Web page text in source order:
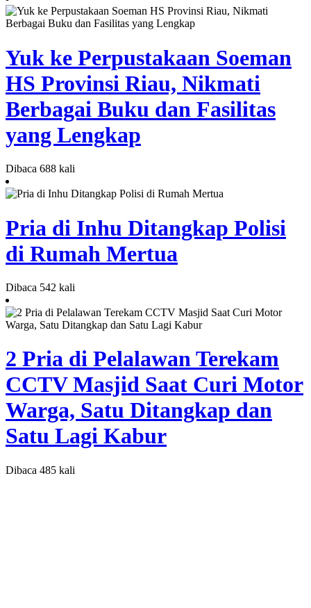
Yuk ke Perpustakaan Soeman
HS Provinsi Riau, Nikmati
Berbagai Buku dan Fasilitas
yang Lengkap
Dibaca 688 kali
Pria di Inhu Ditangkap Polisi
di Rumah Mertua
Dibaca 542 kali
2 Pria di Pelalawan Terekam
CCTV Masjid Saat Curi Motor
Warga, Satu Ditangkap dan
Satu Lagi Kabur
Dibaca 485 kali